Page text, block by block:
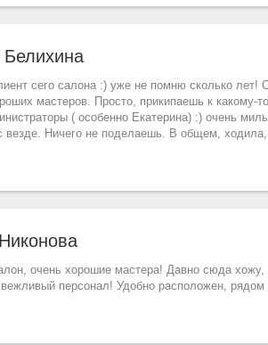
сего салона :) уже не помню сколько
мастеров. Просто, прикипаешь к
( особенно Екатерина) :) очень
везде. Ничего не поделаешь. В общем,
очень хорошие мастера! Давно сюда
вежливый персонал! Удобно расположен, рядом